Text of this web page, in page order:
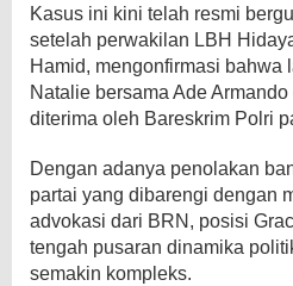
​Kasus ini kini telah resmi
setelah perwakilan LBH
Hamid, mengonfirmasi bahwa
Natalie bersama Ade
diterima oleh Bareskrim Polri
Dengan adanya penolakan
partai yang dibarengi dengan
advokasi dari BRN, posisi
tengah pusaran dinamika
semakin kompleks.